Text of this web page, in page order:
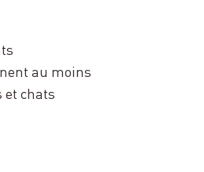
au moins
et chats